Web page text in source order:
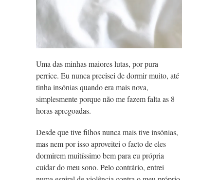
Uma das minhas maiores lutas, por pura
perrice. Eu nunca precisei de dormir muito, até
tinha insónias quando era mais nova,
simplesmente porque não me fazem falta as 8
horas apregoadas.
Desde que tive filhos nunca mais tive insónias,
mas nem por isso aproveitei o facto de eles
dormirem muitíssimo bem para eu própria
cuidar do meu sono. Pelo contrário, entrei